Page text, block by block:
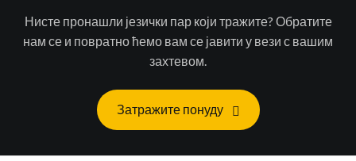
Нисте пронашли језички пар који тражите? Обратите
нам се и повратно ћемо вам се јавити у вези с вашим
захтевом.
Затражите понуду